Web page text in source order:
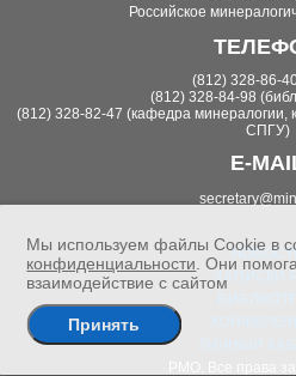
Российское
(812) 328-86-
(812) 328-84-98
(812) 328-82-47 (кафедра минералогии,
СПГУ)
E-
Мы используем файлы Cookie в
конфиденциальности . Они
взаимодействие с сайтом
Принять